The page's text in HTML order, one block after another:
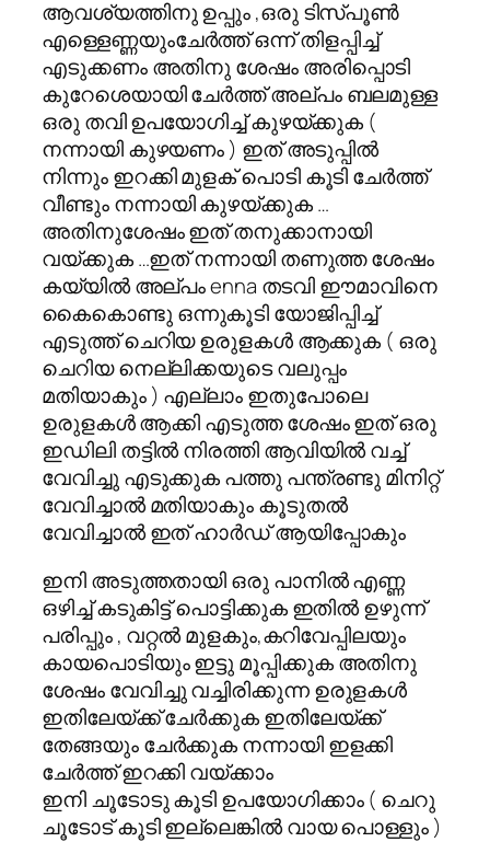
ആവശ്യത്തിനു ഉപ്പും ,ഒരു ടിസ്പൂണ്‍
എള്ളെണ്ണയുംചേര്‍ത്ത് ഒന്ന് തിളപ്പിച്ച്‌
എടുക്കണം അതിനു ശേഷം അരിപ്പൊടി
കുറേശെയായി ചേര്‍ത്ത് അല്പം ബലമുള്ള
ഒരു തവി ഉപയോഗിച്ച് കുഴയ്ക്കുക (
നന്നായി കുഴയണം ) ഇത് അടുപ്പില്‍
നിന്നും ഇറക്കി മുളക് പൊടി കൂടി ചേര്‍ത്ത്
വീണ്ടും നന്നായി കുഴയ്ക്കുക …
അതിനുശേഷം ഇത് തനുക്കാനായി
വയ്ക്കുക …ഇത് നന്നായി തണുത്ത ശേഷം
കയ്യില്‍ അല്പം enna തടവി ഈമാവിനെ
കൈകൊണ്ടു ഒന്നുകൂടി യോജിപ്പിച്ച്
എടുത്ത് ചെറിയ ഉരുളകള്‍ ആക്കുക ( ഒരു
ചെറിയ നെല്ലിക്കയുടെ വലുപ്പം
മതിയാകും ) എല്ലാം ഇതുപോലെ
ഉരുളകള്‍ ആക്കി എടുത്ത ശേഷം ഇത് ഒരു
ഇഡിലി തട്ടില്‍ നിരത്തി ആവിയില്‍ വച്ച്
വേവിച്ചു എടുക്കുക പത്തു പന്ത്രണ്ടു മിനിറ്റ്
വേവിച്ചാല്‍ മതിയാകും കൂടുതല്‍
വേവിച്ചാല്‍ ഇത് ഹാര്‍ഡ് ആയിപ്പോകും
ഇനി അടുത്തതായി ഒരു പാനില്‍ എണ്ണ
ഒഴിച്ച് കടുകിട്ട് പൊട്ടിക്കുക ഇതില്‍ ഉഴുന്ന്
പരിപ്പും , വറ്റല്‍ മുളകും,കറിവേപ്പിലയും
കായപൊടിയും ഇട്ടു മൂപ്പിക്കുക അതിനു
ശേഷം വേവിച്ചു വച്ചിരിക്കുന്ന ഉരുളകള്‍
ഇതിലേയ്ക്ക് ചേര്‍ക്കുക ഇതിലേയ്ക്ക്
തേങ്ങയും ചേര്‍ക്കുക നന്നായി ഇളക്കി
ചേര്‍ത്ത് ഇറക്കി വയ്ക്കാം
ഇനി ചൂടോടു കൂടി ഉപയോഗിക്കാം ( ചെറു
ചൂടോട് കൂടി ഇല്ലെങ്കില്‍ വായ പൊള്ളും )